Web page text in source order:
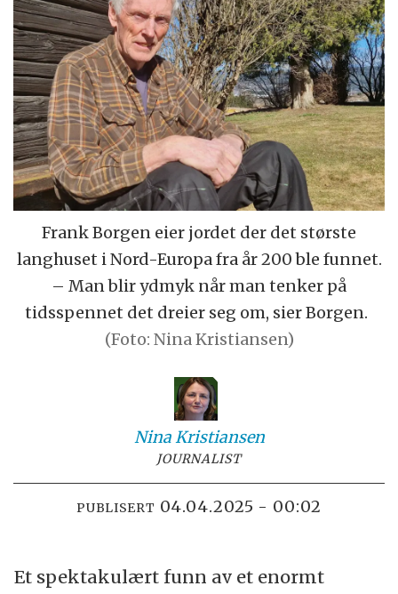
Frank Borgen eier jordet der det største
langhuset i Nord-Europa fra år 200 ble funnet.
– Man blir ydmyk når man tenker på
tidsspennet det dreier seg om, sier Borgen.
(Foto: Nina Kristiansen)
NinaKristiansen
JOURNALIST
PUBLISERT 04.04.2025 - 00:02
Et spektakulært funn av et enormt